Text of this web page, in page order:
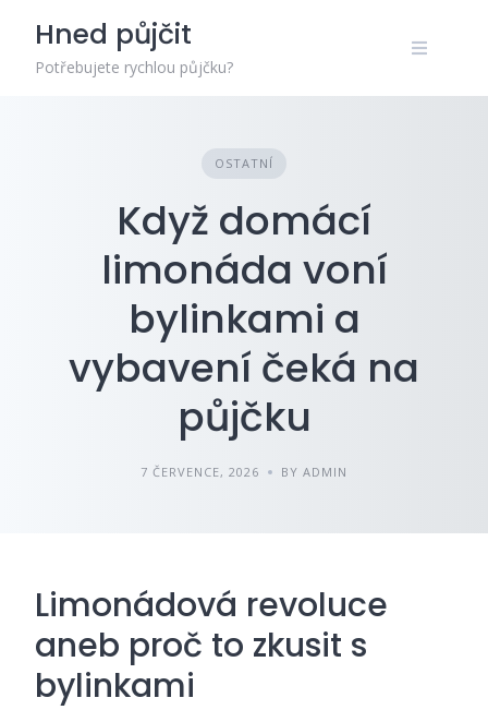
content
Hned půjčit
Potřebujete rychlou půjčku?
OSTATNÍ
Když domácí
limonáda voní
bylinkami a
vybavení čeká na
půjčku
7 ČERVENCE, 2026 BY ADMIN
Limonádová revoluce
aneb proč to zkusit s
bylinkami